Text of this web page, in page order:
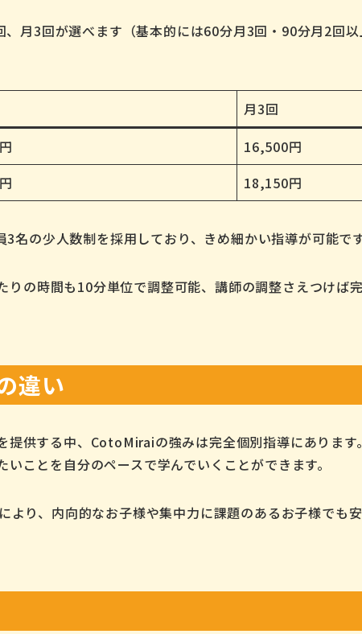
月3回が選べます（基本的には60分月3回・90分月2回
月3回
16,500円
18,150円
の少人数制を採用しており、きめ細かい指導が可能です
の時間も10分単位で調整可能、講師の調整さえつけば
違い
提供する中、CotoMiraiの強みは完全個別指導にありま
ことを自分のペースで学んでいくことができます。
より、内向的なお子様や集中力に課題のあるお子様でも